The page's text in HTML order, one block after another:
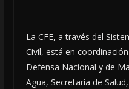
La CFE, a través del
Civil, está en
Defensa Nacional y de
Agua, Secretaría de